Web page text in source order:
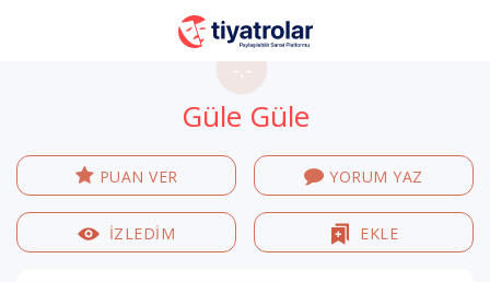
-.-
Güle Güle
PUAN VER YORUM YAZ
İZLEDİM EKLE